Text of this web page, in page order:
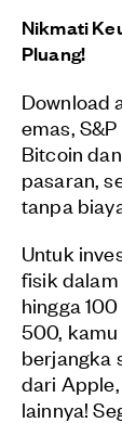
Nikmati
Pluang!
Download
emas,
Bitcoin
pasaran,
tanpa
Untuk
fisik
hingga
500,
berjangka
dari
lainnya!